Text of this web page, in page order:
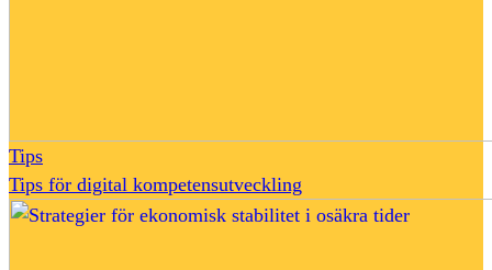
Tips
Tips för digital kompetensutveckling